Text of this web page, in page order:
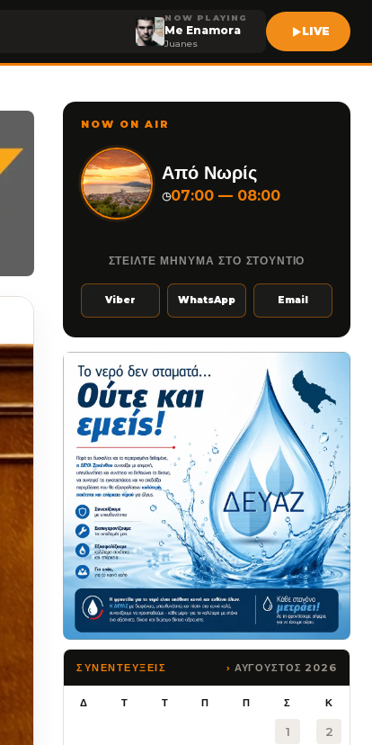
NOW PLAYING
Me Enamora
Juanes
LIVE
NOW ON AIR
Από Νωρίς
◷07:00 — 08:00
ΣΤΕΙΛΤΕ ΜΗΝΥΜΑ ΣΤΟ ΣΤΟΥΝΤΙΟ
Viber WhatsApp Email
ΣΥΝΕΝΤΕΥΞΕΙΣ ΑΥΓΟΥΣΤΟΣ 2026
Δ Τ Τ Π Π Σ Κ
1 2